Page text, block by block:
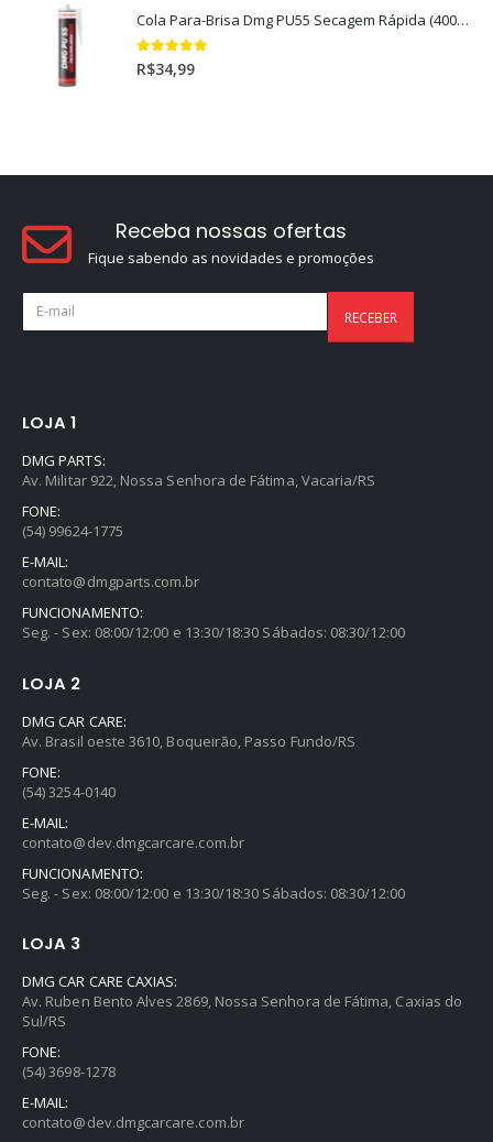
Cola Para-Brisa Dmg PU55 Secagem Rápida (400gr)
5.00out of 5
R$34,99
Receba nossas ofertas
Fique sabendo as novidades e promoções
LOJA 1
DMG PARTS:
Av. Militar 922, Nossa Senhora de Fátima, Vacaria/RS
FONE:
(54) 99624-1775
E-MAIL:
contato@dmgparts.com.br
FUNCIONAMENTO:
Seg. - Sex: 08:00/12:00 e 13:30/18:30 Sábados: 08:30/12:00
LOJA 2
DMG CAR CARE:
Av. Brasil oeste 3610, Boqueirão, Passo Fundo/RS
FONE:
(54) 3254-0140
E-MAIL:
contato@dev.dmgcarcare.com.br
FUNCIONAMENTO:
Seg. - Sex: 08:00/12:00 e 13:30/18:30 Sábados: 08:30/12:00
LOJA 3
DMG CAR CARE CAXIAS:
Av. Ruben Bento Alves 2869, Nossa Senhora de Fátima, Caxias do
Sul/RS
FONE:
(54) 3698-1278
E-MAIL:
contato@dev.dmgcarcare.com.br